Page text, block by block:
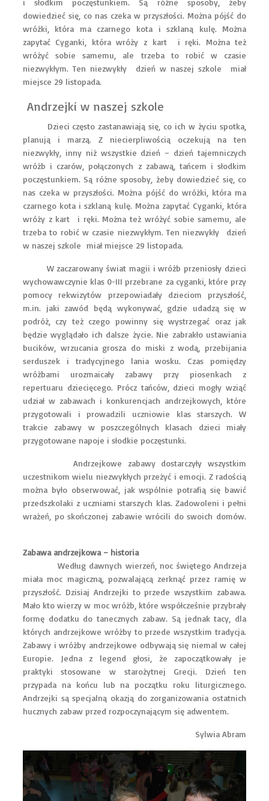
i słodkim poczęstunkiem. Są różne sposoby, żeby
dowiedzieć się, co nas czeka w przyszłości. Można pójść do
wróżki, która ma czarnego kota i szklaną kulę. Można
zapytać Cyganki, która wróży z kart i ręki. Można też
wróżyć sobie samemu, ale trzeba to robić w czasie
niezwykłym. Ten niezwykły dzień w naszej szkole miał
miejsce 29 listopada.
Andrzejki w naszej szkole
Dzieci często zastanawiają się, co ich w życiu spotka,
planują i marzą. Z niecierpliwością oczekują na ten
niezwykły, inny niż wszystkie dzień – dzień tajemniczych
wróżb i czarów, połączonych z zabawą, tańcem i słodkim
poczęstunkiem. Są różne sposoby, żeby dowiedzieć się, co
nas czeka w przyszłości. Można pójść do wróżki, która ma
czarnego kota i szklaną kulę. Można zapytać Cyganki, która
wróży z kart i ręki. Można też wróżyć sobie samemu, ale
trzeba to robić w czasie niezwykłym. Ten niezwykły dzień
w naszej szkole miał miejsce 29 listopada.
W zaczarowany świat magii i wróżb przeniosły dzieci
wychowawczynie klas 0-III przebrane za cyganki, które przy
pomocy rekwizytów przepowiadały dzieciom przyszłość,
m.in. jaki zawód będą wykonywać, gdzie udadzą się w
podróż, czy też czego powinny się wystrzegać oraz jak
będzie wyglądało ich dalsze życie. Nie zabrakło ustawiania
bucików, wrzucania grosza do miski z wodą, przebijania
serduszek i tradycyjnego lania wosku. Czas pomiędzy
wróżbami urozmaicały zabawy przy piosenkach z
repertuaru dziecięcego. Prócz tańców, dzieci mogły wziąć
udział w zabawach i konkurencjach andrzejkowych, które
przygotowali i prowadzili uczniowie klas starszych. W
trakcie zabawy w poszczególnych klasach dzieci miały
przygotowane napoje i słodkie poczęstunki.
Andrzejkowe zabawy dostarczyły wszystkim
uczestnikom wielu niezwykłych przeżyć i emocji. Z radością
można było obserwować, jak wspólnie potrafią się bawić
przedszkolaki z uczniami starszych klas. Zadowoleni i pełni
wrażeń, po skończonej zabawie wrócili do swoich domów.
Zabawa andrzejkowa – historia
Według dawnych wierzeń, noc świętego Andrzeja
miała moc magiczną, pozwalającą zerknąć przez ramię w
przyszłość. Dzisiaj Andrzejki to przede wszystkim zabawa.
Mało kto wierzy w moc wróżb, które współcześnie przybrały
formę dodatku do tanecznych zabaw. Są jednak tacy, dla
których andrzejkowe wróżby to przede wszystkim tradycja.
Zabawy i wróżby andrzejkowe odbywają się niemal w całej
Europie. Jedna z legend głosi, że zapoczątkowały je
praktyki stosowane w starożytnej Grecji. Dzień ten
przypada na końcu lub na początku roku liturgicznego.
Andrzejki są specjalną okazją do zorganizowania ostatnich
hucznych zabaw przed rozpoczynającym się adwentem.
Sylwia Abram